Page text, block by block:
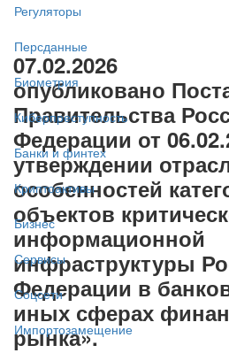
Регуляторы
Персданные
Биометрия
Киберпреступность
Банки и финтех
Криптоактивы
Бизнес
Сервисы
Соцсети
Импортозамещение
07.02.2026
опубликовано
Правительства
Федерации от
утверждении
особенностей
объектов
информационной
инфраструктуры
Федерации в
иных сферах
рынка».